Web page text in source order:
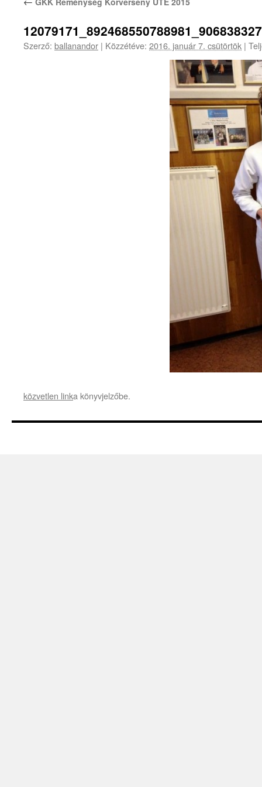
Szerző: ballanandor | Közzétéve: 2016. január 7. csütörtök |
közvetlen linka könyvjelzőbe.